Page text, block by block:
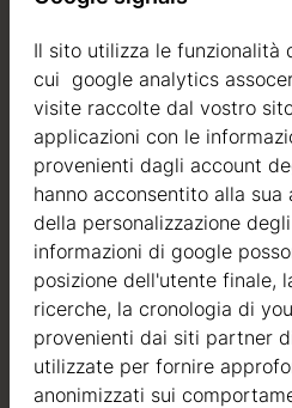
Metri quadri del
tetto
Metri quadri esterni
Metri quadri interni
Metri quadri del
terrazzo
Angolo del tetto
Il sito utilizza le funzionalità
cui google analytics
visite raccolte dal vostro
applicazioni con le
provenienti dagli account
hanno acconsentito alla sua
della personalizzazione
informazioni di google
posizione dell'utente finale,
ricerche, la cronologia di
provenienti dai siti partner
utilizzate per fornire
anonimizzati sui